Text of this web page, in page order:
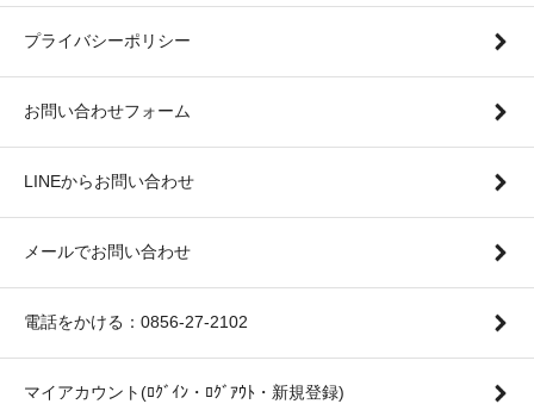
プライバシーポリシー
お問い合わせフォーム
LINEからお問い合わせ
メールでお問い合わせ
電話をかける：0856-27-2102
マイアカウント(ﾛｸﾞｲﾝ・ﾛｸﾞｱｳﾄ・新規登録)